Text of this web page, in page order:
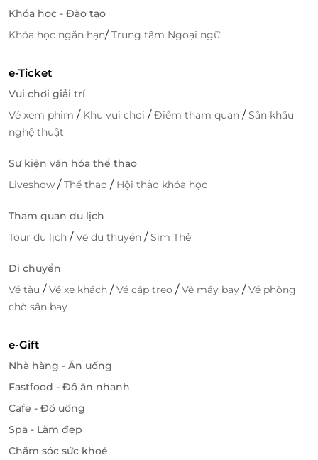
vẹn và chăm sóc bản thân cùng
Khóa học - Đào tạo
Khóa học ngắn hạn/Trung tâm Ngoại ngữ
e-Ticket
Vui chơi giải trí
Vé xem phim / Khu vui chơi /Điểm tham quan /Sân khấu
nghệ thuật
Sự kiện văn hóa thể thao
Liveshow /Thể thao / Hội thảo khóa học
Tham quan du lịch
Tour du lịch /Vé du thuyền /Sim Thẻ
Di chuyển
Vé tàu /Vé xe khách /Vé cáp treo /Vé máy bay /Vé phòng
chờ sân bay
e-Gift
Nhà hàng - Ăn uống
Fastfood - Đồ ăn nhanh
Cafe - Đồ uống
Spa - Làm đẹp
Chăm sóc sức khoẻ